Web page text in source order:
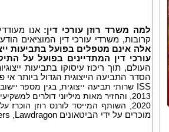
למה משרד רוזן עורכי דין: אנו
קרובות, משרדי עורכי דין המוציאים
אלה אינם מטפלים בפועל בתביעות
עורכי דין המתדיינים בפועל על
העולם, תוך ריכוז עיסוקו בתביעות
הסדר התביעה הייצוגית הגדול ביותר אי
ISS
2020, השותף המייסד לורנס רוזן הוכרז על ידי חברת
מוכרים על ידי הביטאוניםLawdragon